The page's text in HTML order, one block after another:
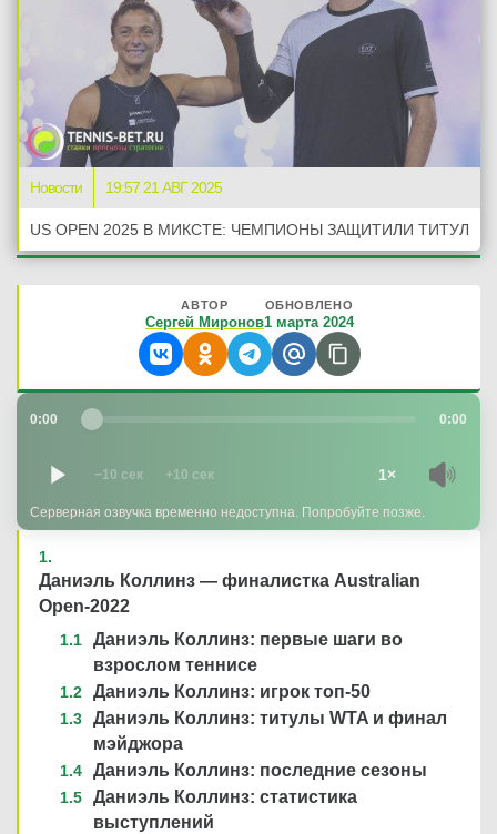
Новости 19:57 21 АВГ 2025
US OPEN 2025 В МИКСТЕ: ЧЕМПИОНЫ ЗАЩИТИЛИ ТИТУЛ
АВТОР
Сергей Миронов
ОБНОВЛЕНО
1 марта 2024
0:00 0:00
−10 сек +10 сек 1×
Серверная озвучка временно недоступна. Попробуйте позже.
Даниэль Коллинз — финалистка Australian
Open-2022
Даниэль Коллинз: первые шаги во
взрослом теннисе
Даниэль Коллинз: игрок топ-50
Даниэль Коллинз: титулы WTA и финал
мэйджора
Даниэль Коллинз: последние сезоны
Даниэль Коллинз: статистика
выступлений